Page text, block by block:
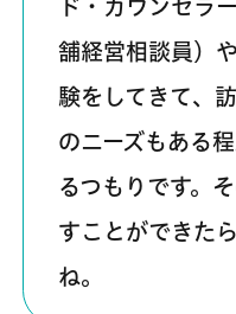
ド・カウンセラ
舗経営相談員）
験をしてきて、
のニーズもある
るつもりです。
すことができた
ね。